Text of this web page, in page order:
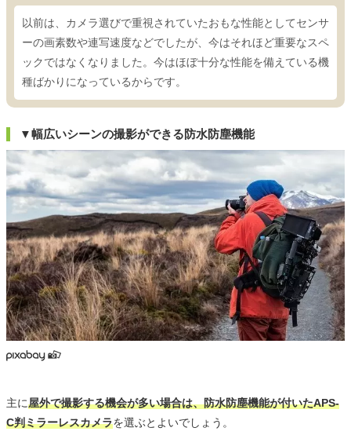
以前は、カメラ選びで重視されていたおもな性能としてセンサ
ーの画素数や連写速度などでしたが、今はそれほど重要なスペ
ックではなくなりました。今はほぼ十分な性能を備えている機
種ばかりになっているからです。
▼幅広いシーンの撮影ができる防水防塵機能
主に屋外で撮影する機会が多い場合は、防水防塵機能が付いたAPS-
C判ミラーレスカメラを選ぶとよいでしょう。